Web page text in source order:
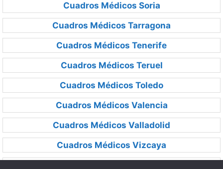
Cuadros Médicos Soria
Cuadros Médicos Tarragona
Cuadros Médicos Tenerife
Cuadros Médicos Teruel
Cuadros Médicos Toledo
Cuadros Médicos Valencia
Cuadros Médicos Valladolid
Cuadros Médicos Vizcaya